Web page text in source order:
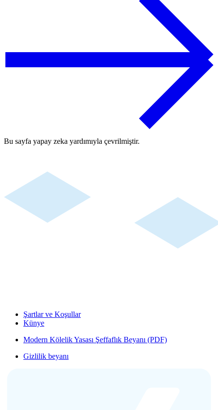
Bu sayfa yapay zeka yardımıyla çevrilmiştir.
Şartlar ve Koşullar
Künye
Modern Kölelik Yasası Şeffaflık Beyanı (PDF)
Gizlilik beyanı